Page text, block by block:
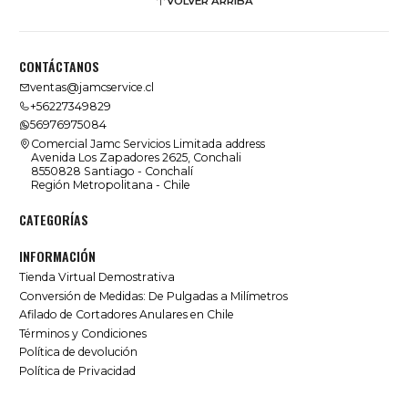
CONTÁCTANOS
ventas@jamcservice.cl
+56227349829
56976975084
Comercial Jamc Servicios Limitada address
Avenida Los Zapadores 2625, Conchali
8550828 Santiago - Conchalí
Región Metropolitana - Chile
CATEGORÍAS
INFORMACIÓN
Tienda Virtual Demostrativa
Conversión de Medidas: De Pulgadas a Milímetros
Afilado de Cortadores Anulares en Chile
Términos y Condiciones
Política de devolución
Política de Privacidad